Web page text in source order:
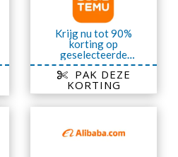
Krijg nu tot 90%
korting op
geselecteerde
artikelen van TEMU
PAK DEZE
KORTING